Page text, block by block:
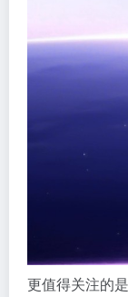
更值得关注的